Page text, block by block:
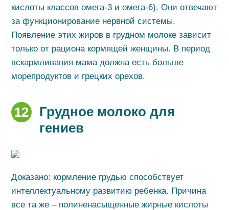
кислоты классов омега-3 и омега-6). Они отвечают
за функционирование нервной системы.
Появление этих жиров в грудном молоке зависит
только от рациона кормящей женщины. В период
вскармливания мама должна есть больше
морепродуктов и грецких орехов.
12
Грудное молоко для
гениев
Доказано: кормление грудью способствует
интеллектуальному развитию ребенка. Причина
все та же – полиненасыщенные жирные кислоты